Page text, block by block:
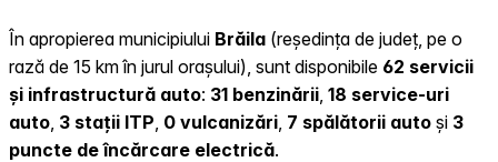
În apropierea municipiului Brăila (reședința de județ, pe o
rază de 15 km în jurul orașului), sunt disponibile 62 servicii
și infrastructură auto: 31 benzinării, 18 service-uri
auto, 3 stații ITP, 0 vulcanizări, 7 spălătorii auto și 3
puncte de încărcare electrică.